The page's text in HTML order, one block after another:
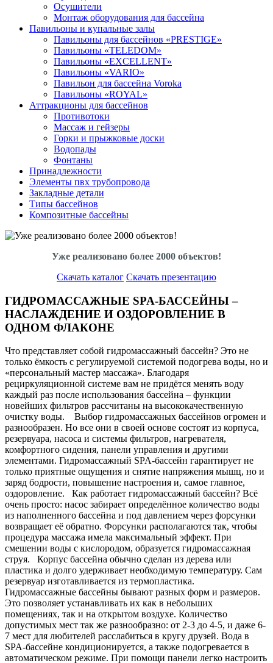
Осушители
Монтаж оборудования для бассейна
Павильоны и купальные залы
Павильоны для бассейнов «PRESTIGE»
Павильоны «TELEDOM»
Павильоны «EXCELLENT»
Павильоны «VARIO»
Павильон для бассейна Voroka
Павильоны «ROYAL»
Аттракционы для бассейнов
Противотоки
Массаж и гейзеры
Горки и прыжковые доски
Водопады
Фонтаны
Принадлежности
Элементы пвх трубопровода
Закладные детали
Типы бассейнов
Композитные бассейны
Уже реализовано более 2000 объектов!
Скачать каталог Скачать презентацию
ГИДРОМАССАЖНЫЕ SPA-БАССЕЙНЫ –
НАСЛАЖДЕНИЕ И ОЗДОРОВЛЕНИЕ В
ОДНОМ ФЛАКОНЕ
Что представляет собой гидромассажный бассейн? Это не
только ёмкость с регулируемой системой подогрева воды, но и
«персональный мастер массажа». Благодаря
рециркуляционной системе вам не придётся менять воду
каждый раз после использования бассейна – функции
новейших фильтров рассчитаны на высококачественную
очистку воды. Выбор гидромассажных бассейнов огромен и
разнообразен. Но все они в своей основе состоят из корпуса,
резервуара, насоса и системы фильтров, нагревателя,
комфортного сидения, панели управления и другими
элементами. Гидромассажный SPA-бассейн гарантирует не
только приятные ощущения и снятие напряжения мышц, но и
заряд бодрости, повышение настроения и, самое главное,
оздоровление. Как работает гидромассажный бассейн? Всё
очень просто: насос забирает определённое количество воды
из наполненного бассейна и под давлением через форсунки
возвращает её обратно. Форсунки располагаются так, чтобы
процедура массажа имела максимальный эффект. При
смешении воды с кислородом, образуется гидромассажная
струя. Корпус бассейна обычно сделан из дерева или
пластика и долго удерживает необходимую температуру. Сам
резервуар изготавливается из термопластика.
Гидромассажные бассейны бывают разных форм и размеров.
Это позволяет устанавливать их как в небольших
помещениях, так и на открытом воздухе. Количество
допустимых мест так же разнообразно: от 2-3 до 4-5, и даже 6-
7 мест для любителей расслабиться в кругу друзей. Вода в
SPA-бассейне кондиционируется, а также подогревается в
автоматическом режиме. При помощи панели легко настроить